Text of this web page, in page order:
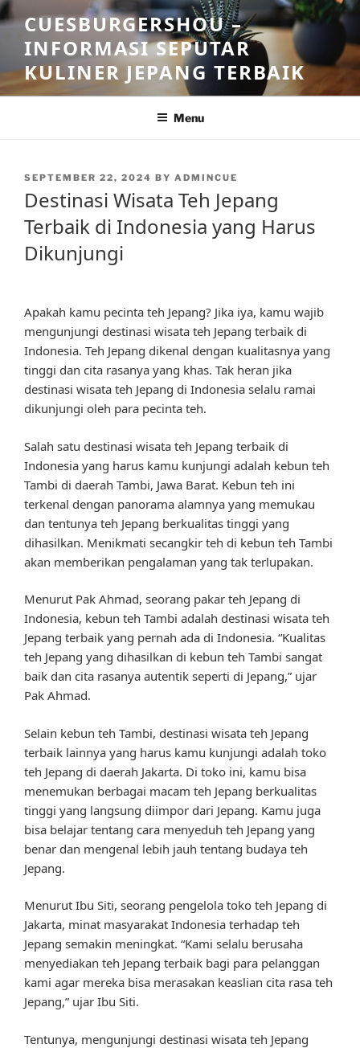
Skip
to
content
CUESBURGERSHOU –
INFORMASI SEPUTAR
KULINER JEPANG TERBAIK
Menu
POSTED
SEPTEMBER 22, 2024 BY ADMINCUE
Destinasi Wisata Teh Jepang
Terbaik di Indonesia yang Harus
Dikunjungi
Apakah kamu pecinta teh Jepang? Jika iya, kamu wajib
mengunjungi destinasi wisata teh Jepang terbaik di
Indonesia. Teh Jepang dikenal dengan kualitasnya yang
tinggi dan cita rasanya yang khas. Tak heran jika
destinasi wisata teh Jepang di Indonesia selalu ramai
dikunjungi oleh para pecinta teh.
Salah satu destinasi wisata teh Jepang terbaik di
Indonesia yang harus kamu kunjungi adalah kebun teh
Tambi di daerah Tambi, Jawa Barat. Kebun teh ini
terkenal dengan panorama alamnya yang memukau
dan tentunya teh Jepang berkualitas tinggi yang
dihasilkan. Menikmati secangkir teh di kebun teh Tambi
akan memberikan pengalaman yang tak terlupakan.
Menurut Pak Ahmad, seorang pakar teh Jepang di
Indonesia, kebun teh Tambi adalah destinasi wisata teh
Jepang terbaik yang pernah ada di Indonesia. “Kualitas
teh Jepang yang dihasilkan di kebun teh Tambi sangat
baik dan cita rasanya autentik seperti di Jepang,” ujar
Pak Ahmad.
Selain kebun teh Tambi, destinasi wisata teh Jepang
terbaik lainnya yang harus kamu kunjungi adalah toko
teh Jepang di daerah Jakarta. Di toko ini, kamu bisa
menemukan berbagai macam teh Jepang berkualitas
tinggi yang langsung diimpor dari Jepang. Kamu juga
bisa belajar tentang cara menyeduh teh Jepang yang
benar dan mengenal lebih jauh tentang budaya teh
Jepang.
Menurut Ibu Siti, seorang pengelola toko teh Jepang di
Jakarta, minat masyarakat Indonesia terhadap teh
Jepang semakin meningkat. “Kami selalu berusaha
menyediakan teh Jepang terbaik bagi para pelanggan
kami agar mereka bisa merasakan keaslian cita rasa teh
Jepang,” ujar Ibu Siti.
Tentunya, mengunjungi destinasi wisata teh Jepang